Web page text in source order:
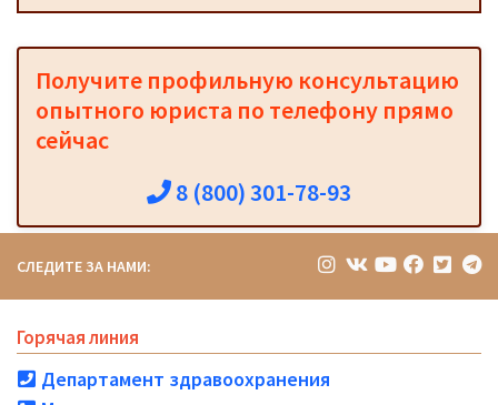
Получите профильную консультацию
опытного юриста по телефону прямо
сейчас
8 (800) 301-78-93
СЛЕДИТЕ ЗА НАМИ:
Горячая линия
Департамент здравоохранения